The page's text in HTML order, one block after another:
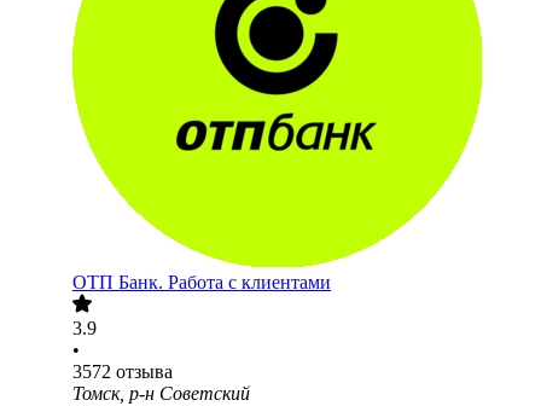
ОТП Банк. Работа с клиентами
3.9
•
3572 отзыва
Томск, р-н Советский